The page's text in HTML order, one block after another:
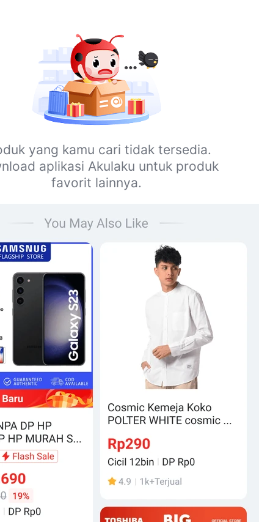
yang kamu cari tidak tersedia.
aplikasi Akulaku untuk produk
favorit lainnya.